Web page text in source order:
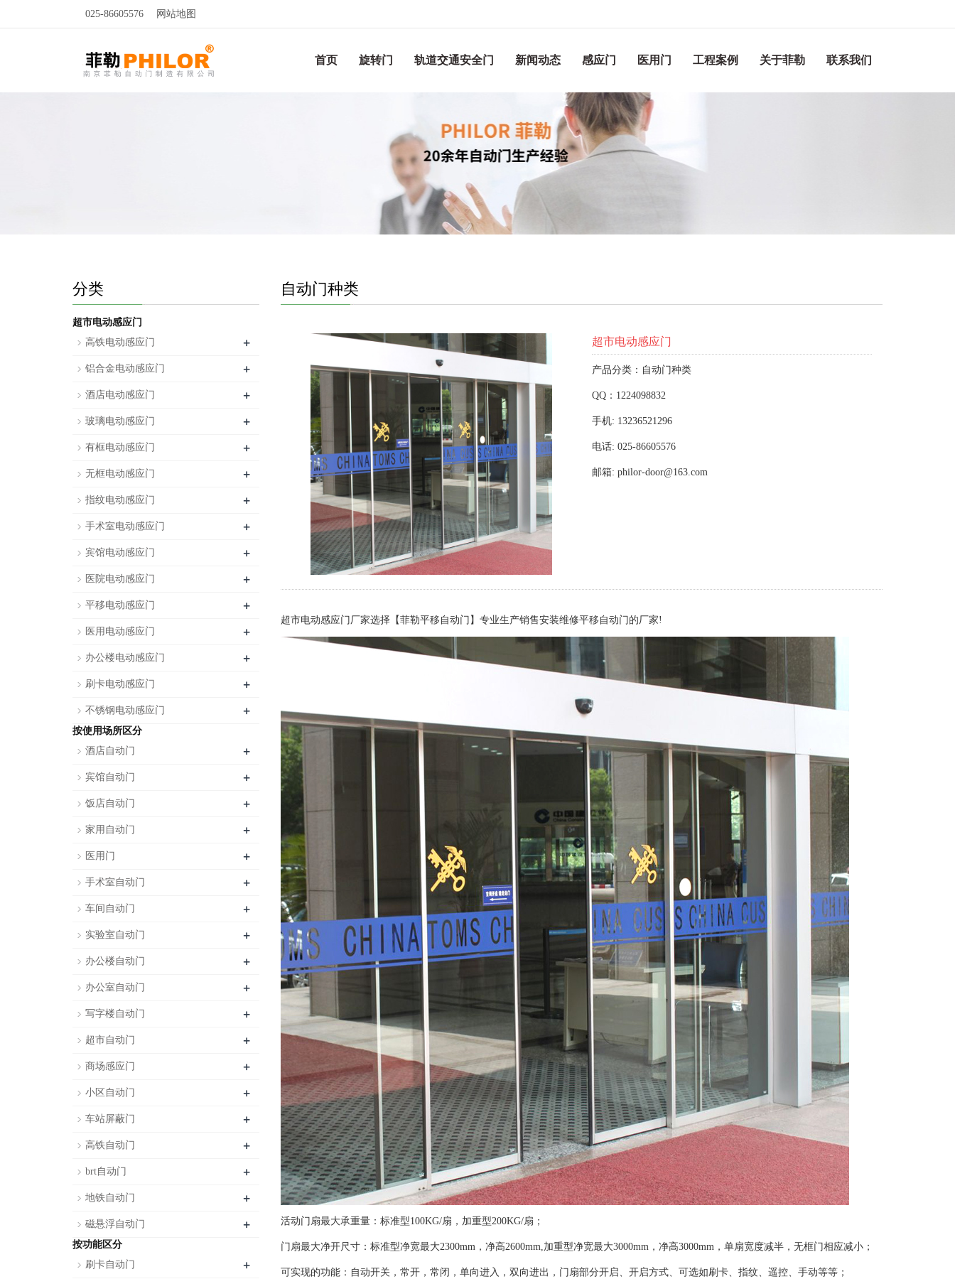
025-86605576 网站地图
首页 旋转门 轨道交通安全门 新闻动态 感应门 医用门 工程案例 关于菲勒 联系我们
自动门种类
超市电动感应门
产品分类：自动门种类
QQ：1224098832
手机: 13236521296
电话: 025-86605576
邮箱: philor-door@163.com
超市电动感应门厂家选择【菲勒平移自动门】专业生产销售安装维修平移自动门的厂家!
活动门扇最大承重量：标准型100KG/扇，加重型200KG/扇；
门扇最大净开尺寸：标准型净宽最大2300mm，净高2600mm,加重型净宽最大3000mm，净高3000mm，单扇宽度减半，无框门相应减小；
可实现的功能：自动开关，常开，常闭，单向进入，双向进出，门扇部分开启、开启方式、可选如刷卡、指纹、遥控、手动等等；
分类
超市电动感应门
高铁电动感应门
+
铝合金电动感应门 +
酒店电动感应门 +
玻璃电动感应门 +
有框电动感应门 +
无框电动感应门 +
指纹电动感应门 +
手术室电动感应门 +
宾馆电动感应门 +
医院电动感应门 +
平移电动感应门 +
医用电动感应门 +
办公楼电动感应门 +
刷卡电动感应门 +
不锈钢电动感应门 +
按使用场所区分
酒店自动门
+
宾馆自动门 +
饭店自动门 +
家用自动门 +
医用门 +
手术室自动门 +
车间自动门 +
实验室自动门 +
办公楼自动门 +
办公室自动门 +
写字楼自动门 +
超市自动门 +
商场感应门 +
小区自动门 +
车站屏蔽门 +
高铁自动门 +
brt自动门 +
地铁自动门 +
磁悬浮自动门 +
按功能区分
刷卡自动门
+